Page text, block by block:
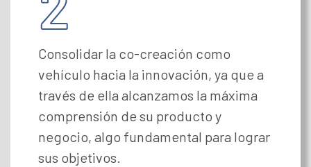
Consolidar la co-creación como
vehículo hacia la innovación, ya que a
través de ella alcanzamos la máxima
comprensión de su producto y
negocio, algo fundamental para lograr
sus objetivos.